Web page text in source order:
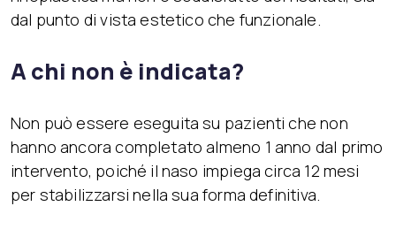
dal punto di vista estetico che funzionale.
A chi non è indicata?
Non può essere eseguita su pazienti che non
hanno ancora completato almeno 1 anno dal primo
intervento, poiché il naso impiega circa 12 mesi
per stabilizzarsi nella sua forma definitiva.